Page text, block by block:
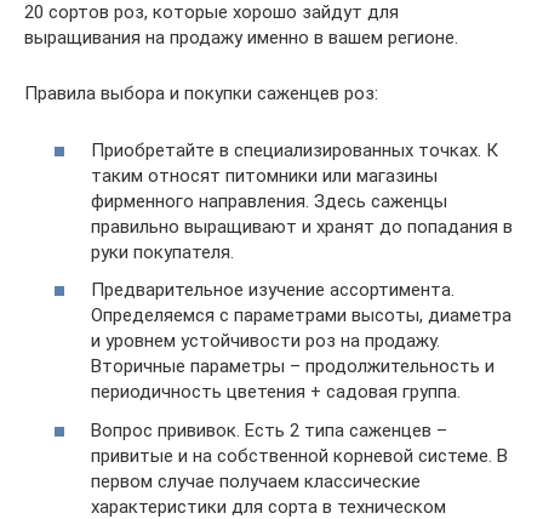
20 сортов роз, которые хорошо зайдут для
выращивания на продажу именно в вашем регионе.
Правила выбора и покупки саженцев роз:
Приобретайте в специализированных точках. К
таким относят питомники или магазины
фирменного направления. Здесь саженцы
правильно выращивают и хранят до попадания в
руки покупателя.
Предварительное изучение ассортимента.
Определяемся с параметрами высоты, диаметра
и уровнем устойчивости роз на продажу.
Вторичные параметры – продолжительность и
периодичность цветения + садовая группа.
Вопрос прививок. Есть 2 типа саженцев –
привитые и на собственной корневой системе. В
первом случае получаем классические
характеристики для сорта в техническом